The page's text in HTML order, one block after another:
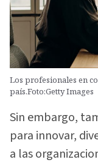
Los profesionales en
país.Foto:Getty Images
Sin embargo,
para innovar,
a las